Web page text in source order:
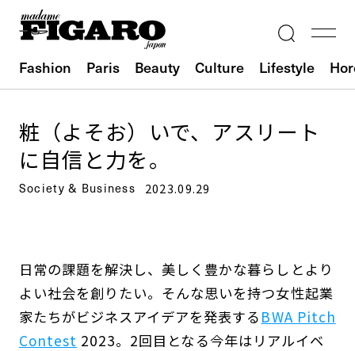
Fashion Paris Beauty Culture Lifestyle
粧（よそお）いで、アスリート
に自信と力を。
Society & Business 2023.09.29
日常の課題を解決し、美しく豊かな暮らしとより
よい社会を創りたい。そんな思いを持つ女性起業
家たちがビジネスアイデアを発表する BWA Pitch
Contest 2023。2回目となる今年はリアルイベ